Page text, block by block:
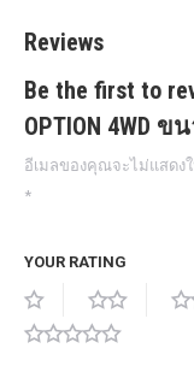
Reviews
Be the first to
OPTION 4WD
อีเมลของคุณจะไม่แสดง
*
YOUR RATING